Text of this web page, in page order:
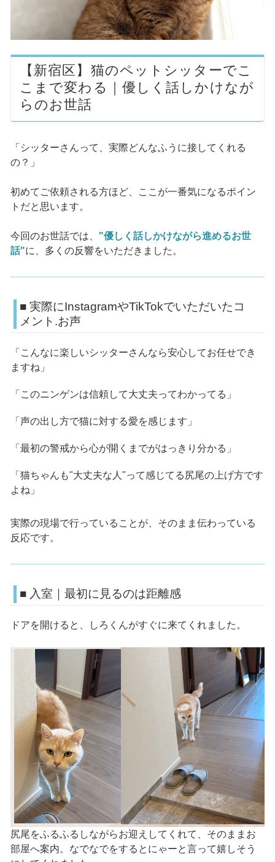
【新宿区】猫のペットシッターでこ
こまで変わる｜優しく話しかけなが
らのお世話
「シッターさんって、実際どんなふうに接してくれる
の？」
初めてご依頼される方ほど、ここが一番気になるポイン
トだと思います。
今回のお世話では、 "優しく話しかけながら進めるお世
話"に、多くの反響をいただきました。
■ 実際にInstagramやTikTokでいただいたコ
メント.お声
「こんなに楽しいシッターさんなら安心してお任せでき
ますね」
「このニンゲンは信頼して大丈夫ってわかってる」
「声の出し方で猫に対する愛を感じます」
「最初の警戒から心が開くまでがはっきり分かる」
「猫ちゃんも"大丈夫な人"って感じてる尻尾の上げ方です
よね」
実際の現場で行っていることが、そのまま伝わっている
反応です。
■ 入室｜最初に見るのは距離感
ドアを開けると、しろくんがすぐに来てくれました。
尻尾をふるふるしながらお迎えしてくれて、そのままお
部屋へ案内。なでなでをするとにゃーと言って嬉しそう